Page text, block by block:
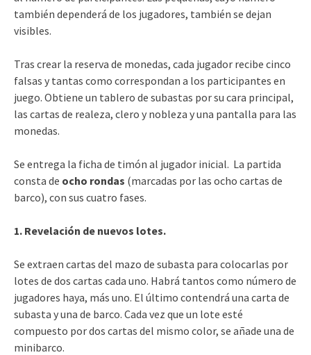
también dependerá de los jugadores, también se dejan
visibles.
Tras crear la reserva de monedas, cada jugador recibe cinco
falsas y tantas como correspondan a los participantes en
juego. Obtiene un tablero de subastas por su cara principal,
las cartas de realeza, clero y nobleza y una pantalla para las
monedas.
Se entrega la ficha de timón al jugador inicial. La partida
consta de ocho rondas (marcadas por las ocho cartas de
barco), con sus cuatro fases.
1. Revelación de nuevos lotes.
Se extraen cartas del mazo de subasta para colocarlas por
lotes de dos cartas cada uno. Habrá tantos como número de
jugadores haya, más uno. El último contendrá una carta de
subasta y una de barco. Cada vez que un lote esté
compuesto por dos cartas del mismo color, se añade una de
minibarco.